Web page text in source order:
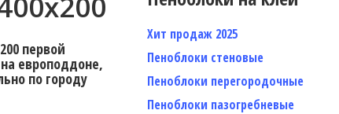
первой
европоддоне,
по городу
Хит продаж 2025
Пеноблоки стеновые
Пеноблоки перегородочные
Пеноблоки пазогребневые